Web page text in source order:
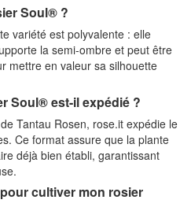
Soul® ?
variété est polyvalente : elle
la semi-ombre et peut être
mettre en valeur sa silhouette
Soul® est-il expédié ?
Tantau Rosen, rose.it expédie le
Ce format assure que la plante
déjà bien établi, garantissant
cultiver mon rosier